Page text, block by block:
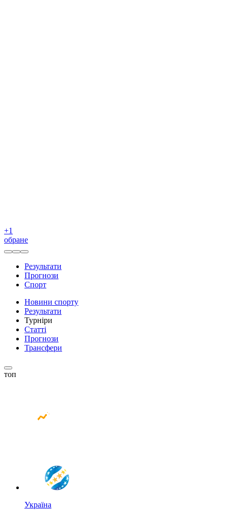
+1
обране
Результати
Прогнози
Спорт
Новини спорту
Результати
Турніри
Статті
Прогнози
Трансфери
топ
Україна